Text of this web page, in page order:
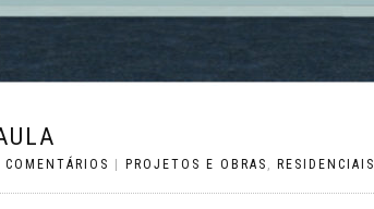
COMENTÁRIOS PROJETOS E OBRAS , RESIDENCIAIS